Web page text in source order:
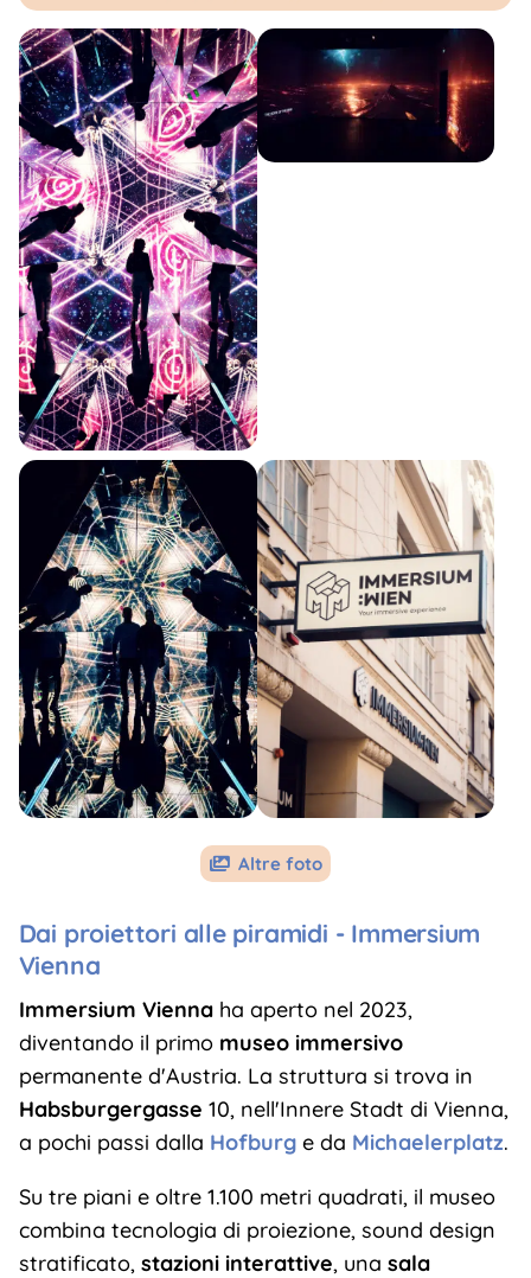
 Altre foto
Dai proiettori alle piramidi - Immersium
Vienna
Immersium Viennaha aperto nel 2023,
diventando il primo museo immersivo
permanente d'Austria. La struttura si trova in
Habsburgergasse 10, nell'Innere Stadt di Vienna,
a pochi passi dalla Hofburge da Michaelerplatz.
Su tre piani e oltre 1.100 metri quadrati, il museo
combina tecnologia di proiezione, sound design
stratificato, stazioni interattive, una sala